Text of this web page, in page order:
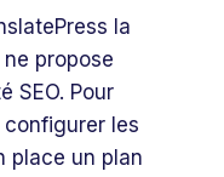
la
ne propose
SEO. Pour
les
place un plan